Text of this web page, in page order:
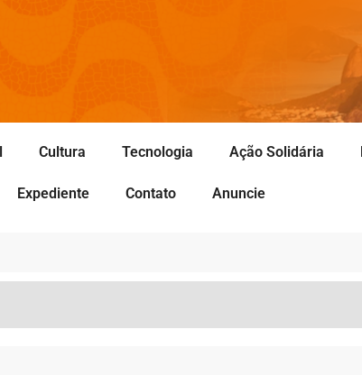
Cultura Tecnologia Ação Solidária
Expediente Contato Anuncie